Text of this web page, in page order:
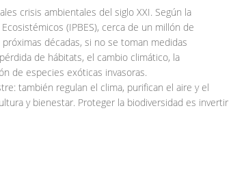
crisis ambientales del siglo XXI. Según la
(IPBES), cerca de un millón de
décadas, si no se toman medidas
de hábitats, el cambio climático, la
de especies exóticas invasoras.
también regulan el clima, purifican el aire y el
y bienestar. Proteger la biodiversidad es invertir